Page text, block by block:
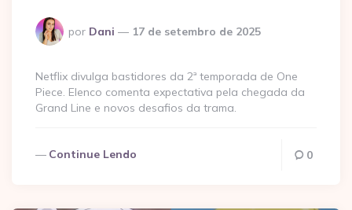
Postado
por
por Dani 17 de setembro de 2025
Netflix divulga bastidores da 2ª temporada de One
Piece. Elenco comenta expectativa pela chegada da
Grand Line e novos desafios da trama.
Continue Lendo 0